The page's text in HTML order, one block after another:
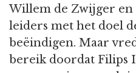
Willem de Zwijger en
leiders met het doel
beëindigen. Maar
bereik doordat Filips